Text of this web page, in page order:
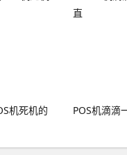
机死机的 POS机滴滴